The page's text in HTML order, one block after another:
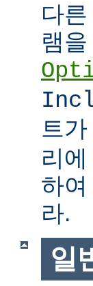
다
램
트가
리
하
라.
일